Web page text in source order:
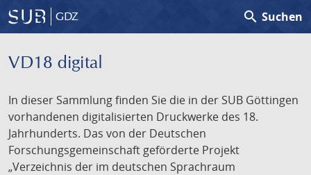
GDZ search Suchen
VD18 digital
In dieser Sammlung finden Sie die in der SUB Göttingen
vorhandenen digitalisierten Druckwerke des 18.
Jahrhunderts. Das von der Deutschen
Forschungsgemeinschaft geförderte Projekt
„Verzeichnis der im deutschen Sprachraum